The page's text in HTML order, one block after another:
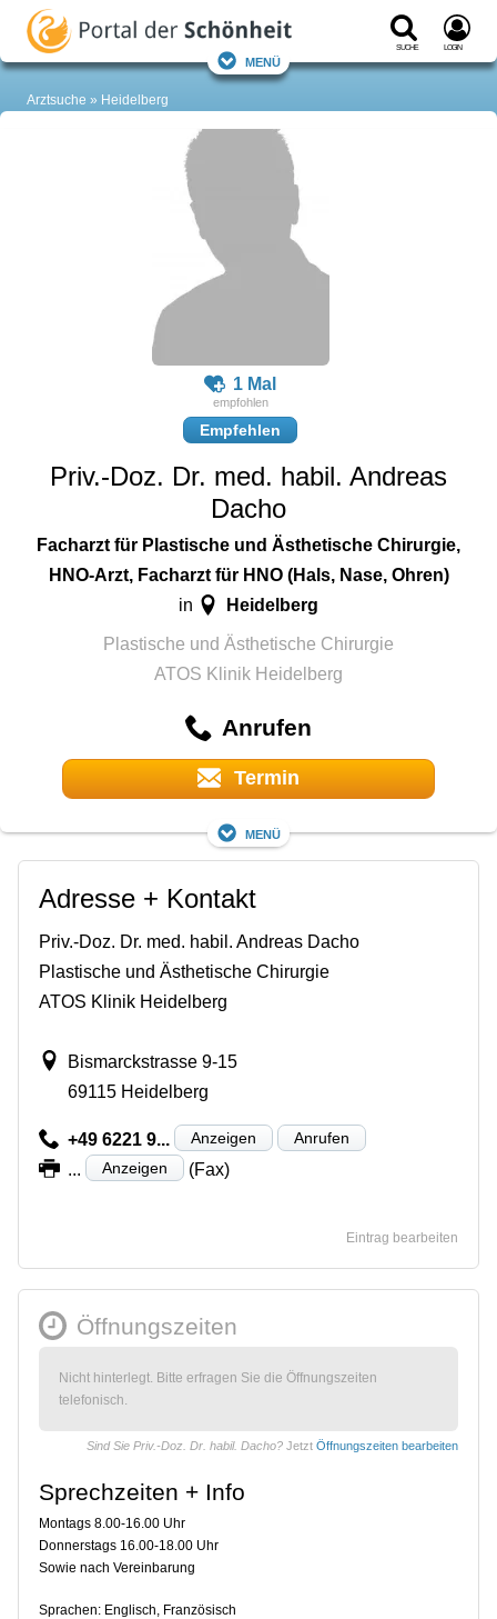
Suche Login
Menü
Arztsuche Heidelberg
1 Mal
Empfehlen
Priv.-Doz. Dr. med. habil. Andreas
Dacho
Facharzt für Plastische und Ästhetische Chirurgie,
HNO-Arzt, Facharzt für HNO (Hals, Nase, Ohren)
in Heidelberg
Plastische und Ästhetische Chirurgie
ATOS Klinik Heidelberg
Anrufen
Termin
Menü
Adresse + Kontakt
Priv.-Doz. Dr. med. habil. Andreas Dacho
Plastische und Ästhetische Chirurgie
ATOS Klinik Heidelberg
Bismarckstrasse 9-15
69115 Heidelberg
+49 6221 9... Anzeigen Anrufen
... Anzeigen (Fax)
Eintrag bearbeiten
Öffnungszeiten
Nicht hinterlegt. Bitte erfragen Sie die Öffnungszeiten
telefonisch.
Sind Sie Priv.-Doz. Dr. habil. Dacho? Jetzt Öffnungszeiten bearbeiten
Sprechzeiten + Info
Montags 8.00-16.00 Uhr
Donnerstags 16.00-18.00 Uhr
Sowie nach Vereinbarung
Sprachen: Englisch, Französisch